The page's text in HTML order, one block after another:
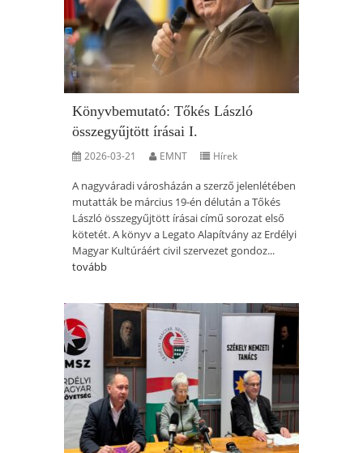
Könyvbemutató: Tőkés László
összegyűjtött írásai I.
2026-03-21 EMNT Hírek
A nagyváradi városházán a szerző jelenlétében
mutatták be március 19-én délután a Tőkés
László összegyűjtött írásai című sorozat első
kötetét. A könyv a Legato Alapítvány az Erdélyi
Magyar Kultúráért civil szervezet gondoz...
tovább